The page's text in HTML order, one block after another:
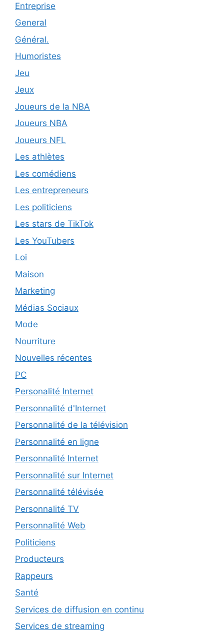
Entreprise
General
Général.
Humoristes
Jeu
Jeux
Joueurs de la NBA
Joueurs NBA
Joueurs NFL
Les athlètes
Les comédiens
Les entrepreneurs
Les politiciens
Les stars de TikTok
Les YouTubers
Loi
Maison
Marketing
Médias Sociaux
Mode
Nourriture
Nouvelles récentes
PC
Personalité Internet
Personnalité d'Internet
Personnalité de la télévision
Personnalité en ligne
Personnalité Internet
Personnalité sur Internet
Personnalité télévisée
Personnalité TV
Personnalité Web
Politiciens
Producteurs
Rappeurs
Santé
Services de diffusion en continu
Services de streaming